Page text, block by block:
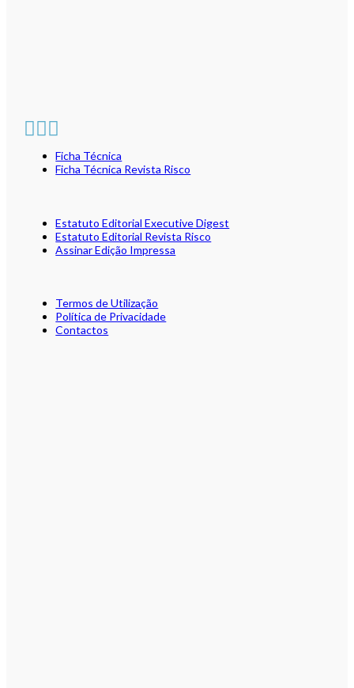
Ficha Técnica
Ficha Técnica Revista Risco
Estatuto Editorial Executive Digest
Estatuto Editorial Revista Risco
Assinar Edição Impressa
Termos de Utilização
Política de Privacidade
Contactos